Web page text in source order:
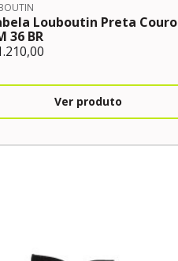
Louboutin Preta Couro
36 BR
Ver produto